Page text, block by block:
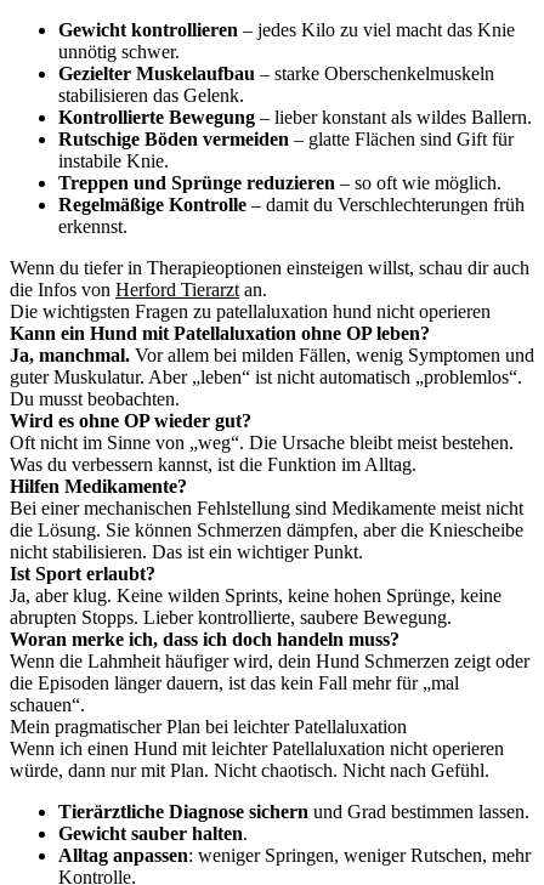
Gewicht kontrollieren – jedes Kilo zu viel macht das Knie
unnötig schwer.
Gezielter Muskelaufbau – starke Oberschenkelmuskeln
stabilisieren das Gelenk.
Kontrollierte Bewegung – lieber konstant als wildes Ballern.
Rutschige Böden vermeiden – glatte Flächen sind Gift für
instabile Knie.
Treppen und Sprünge reduzieren – so oft wie möglich.
Regelmäßige Kontrolle – damit du Verschlechterungen früh
erkennst.
Wenn du tiefer in Therapieoptionen einsteigen willst, schau dir auch
die Infos von Herford Tierarzt an.
Die wichtigsten Fragen zu patellaluxation hund nicht operieren
Kann ein Hund mit Patellaluxation ohne OP leben?
Ja, manchmal. Vor allem bei milden Fällen, wenig Symptomen und
guter Muskulatur. Aber „leben“ ist nicht automatisch „problemlos“.
Du musst beobachten.
Wird es ohne OP wieder gut?
Oft nicht im Sinne von „weg“. Die Ursache bleibt meist bestehen.
Was du verbessern kannst, ist die Funktion im Alltag.
Hilfen Medikamente?
Bei einer mechanischen Fehlstellung sind Medikamente meist nicht
die Lösung. Sie können Schmerzen dämpfen, aber die Kniescheibe
nicht stabilisieren. Das ist ein wichtiger Punkt.
Ist Sport erlaubt?
Ja, aber klug. Keine wilden Sprints, keine hohen Sprünge, keine
abrupten Stopps. Lieber kontrollierte, saubere Bewegung.
Woran merke ich, dass ich doch handeln muss?
Wenn die Lahmheit häufiger wird, dein Hund Schmerzen zeigt oder
die Episoden länger dauern, ist das kein Fall mehr für „mal
schauen“.
Mein pragmatischer Plan bei leichter Patellaluxation
Wenn ich einen Hund mit leichter Patellaluxation nicht operieren
würde, dann nur mit Plan. Nicht chaotisch. Nicht nach Gefühl.
Tierärztliche Diagnose sichern und Grad bestimmen lassen.
Gewicht sauber halten.
Alltag anpassen: weniger Springen, weniger Rutschen, mehr
Kontrolle.